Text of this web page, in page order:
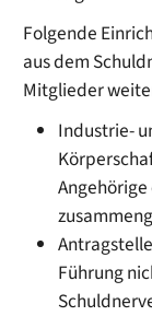
Folgende
aus dem
Mitglieder
Industrie-
Führung